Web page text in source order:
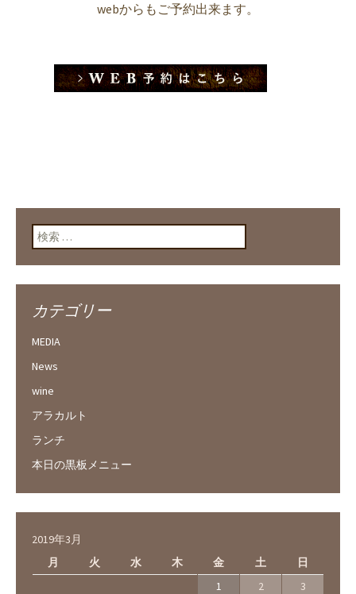
webからもご予約出来ます。
検索:
カテゴリー
MEDIA
News
wine
アラカルト
ランチ
本日の黒板メニュー
2019年3月
月
火 水 木 金 土 日
1 2
3